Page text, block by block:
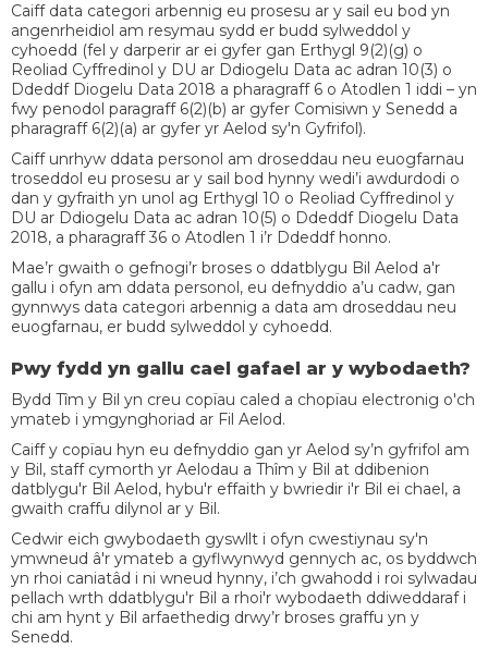
Caiff data categori arbennig eu prosesu ar y sail eu bod yn
angenrheidiol am resymau sydd er budd sylweddol y
cyhoedd (fel y darperir ar ei gyfer gan Erthygl 9(2)(g) o
Reoliad Cyffredinol y DU ar Ddiogelu Data ac adran 10(3) o
Ddeddf Diogelu Data 2018 a pharagraff 6 o Atodlen 1 iddi – yn
fwy penodol paragraff 6(2)(b) ar gyfer Comisiwn y Senedd a
pharagraff 6(2)(a) ar gyfer yr Aelod sy'n Gyfrifol).
Caiff unrhyw ddata personol am droseddau neu euogfarnau
troseddol eu prosesu ar y sail bod hynny wedi’i awdurdodi o
dan y gyfraith yn unol ag Erthygl 10 o Reoliad Cyffredinol y
DU ar Ddiogelu Data ac adran 10(5) o Ddeddf Diogelu Data
2018, a pharagraff 36 o Atodlen 1 i’r Ddeddf honno.
Mae’r gwaith o gefnogi’r broses o ddatblygu Bil Aelod a'r
gallu i ofyn am ddata personol, eu defnyddio a’u cadw, gan
gynnwys data categori arbennig a data am droseddau neu
euogfarnau, er budd sylweddol y cyhoedd.
Pwy fydd yn gallu cael gafael ar y wybodaeth?
Bydd Tîm y Bil yn creu copïau caled a chopïau electronig o'ch
ymateb i ymgynghoriad ar Fil Aelod.
Caiff y copïau hyn eu defnyddio gan yr Aelod sy’n gyfrifol am
y Bil, staff cymorth yr Aelodau a Thîm y Bil at ddibenion
datblygu'r Bil Aelod, hybu'r effaith y bwriedir i'r Bil ei chael, a
gwaith craffu dilynol ar y Bil.
Cedwir eich gwybodaeth gyswllt i ofyn cwestiynau sy'n
ymwneud â'r ymateb a gyflwynwyd gennych ac, os byddwch
yn rhoi caniatâd i ni wneud hynny, i’ch gwahodd i roi sylwadau
pellach wrth ddatblygu'r Bil a rhoi'r wybodaeth ddiweddaraf i
chi am hynt y Bil arfaethedig drwy’r broses graffu yn y
Senedd.